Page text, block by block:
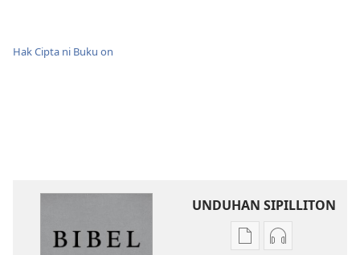
Hak Cipta ni Buku on
UNDUHAN SIPILLITON
SipillitonSipiliton